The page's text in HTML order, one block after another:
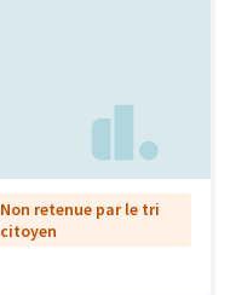
Non retenue par le tri
citoyen